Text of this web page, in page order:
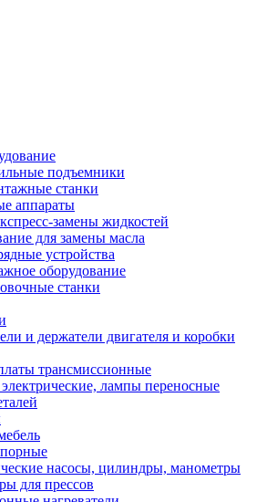
подъемники
станки
аппараты
замены жидкостей
для замены масла
устройства
оборудование
станки
и держатели двигателя и коробки
трансмиссионные
лампы переносные
насосы, цилиндры, манометры
для прессов